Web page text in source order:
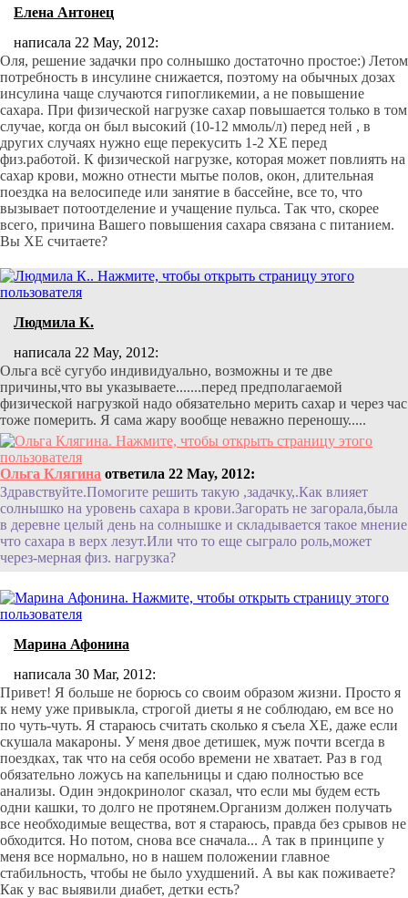
Елена Антонец
написала 22 May, 2012:
Оля, решение задачки про солнышко достаточно простое:) Летом
потребность в инсулине снижается, поэтому на обычных дозах
инсулина чаще случаются гипогликемии, а не повышение
сахара. При физической нагрузке сахар повышается только в том
случае, когда он был высокий (10-12 ммоль/л) перед ней , в
других случаях нужно еще перекусить 1-2 ХЕ перед
физ.работой. К физической нагрузке, которая может повлиять на
сахар крови, можно отнести мытье полов, окон, длительная
поездка на велосипеде или занятие в бассейне, все то, что
вызывает потоотделение и учащение пульса. Так что, скорее
всего, причина Вашего повышения сахара связана с питанием.
Вы ХЕ считаете?
Людмила К.
написала 22 May, 2012:
Ольга всё сугубо индивидуально, возможны и те две
причины,что вы указываете.......перед предполагаемой
физической нагрузкой надо обязательно мерить сахар и через час
тоже померить. Я сама жару вообще неважно переношу.....
Ольга Клягина ответила 22 May, 2012:
Здравствуйте.Помогите решить такую ,задачку,.Как влияет
солнышко на уровень сахара в крови.Загорать не загорала,была
в деревне целый день на солнышке и складывается такое мнение
что сахара в верх лезут.Или что то еще сыграло роль,может
через-мерная физ. нагрузка?
Марина Афонина
написала 30 Mar, 2012:
Привет! Я больше не борюсь со своим образом жизни. Просто я
к нему уже привыкла, строгой диеты я не соблюдаю, ем все но
по чуть-чуть. Я стараюсь считать сколько я съела ХЕ, даже если
скушала макароны. У меня двое детишек, муж почти всегда в
поездках, так что на себя особо времени не хватает. Раз в год
обязательно ложусь на капельницы и сдаю полностью все
анализы. Один эндокринолог сказал, что если мы будем есть
одни кашки, то долго не протянем.Организм должен получать
все необходимые вещества, вот я стараюсь, правда без срывов не
обходится. Но потом, снова все сначала... А так в принципе у
меня все нормально, но в нашем положении главное
стабильность, чтобы не было ухудшений. А вы как поживаете?
Как у вас выявили диабет, детки есть?